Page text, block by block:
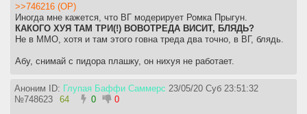
>>746216 (OP)
Иногда мне кажется, что ВГ модерирует Ромка Прыгун.
КАКОГО ХУЯ ТАМ ТРИ(!) ВОВОТРЕДА ВИСИТ, БЛЯДЬ?
Не в ММО, хотя и там этого говна треда два точно, в ВГ, блядь.
Абу, снимай с пидора плашку, он нихуя не работает.
Аноним ID: Глупая Баффи Саммерс 23/05/20 Суб 23:51:32
№748623 64 0 0